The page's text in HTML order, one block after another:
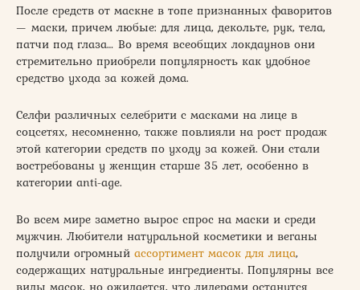
После средств от маскне в топе признанных фаворитов
— маски, причем любые: для лица, декольте, рук, тела,
патчи под глаза… Во время всеобщих локдаунов они
стремительно приобрели популярность как удобное
средство ухода за кожей дома.
Селфи различных селебрити с масками на лице в
соцсетях, несомненно, также повлияли на рост продаж
этой категории средств по уходу за кожей. Они стали
востребованы у женщин старше 35 лет, особенно в
категории anti-age.
Во всем мире заметно вырос спрос на маски и среди
мужчин. Любители натуральной косметики и веганы
получили огромный ассортимент масок для лица,
содержащих натуральные ингредиенты. Популярны все